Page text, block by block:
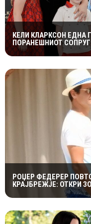
КЕЛИ КЛАРКСОН ЕДНА
ПОРАНЕШНИОТ
ДЕЦАТА ВО
РОЏЕР ФЕДЕРЕР
КРАЈБРЕЖЈЕ: ОТКРИ